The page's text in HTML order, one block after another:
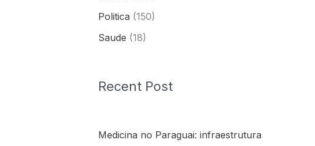
Politica (150)
Saude (18)
Recent Post
Medicina no Paraguai: infraestrutura